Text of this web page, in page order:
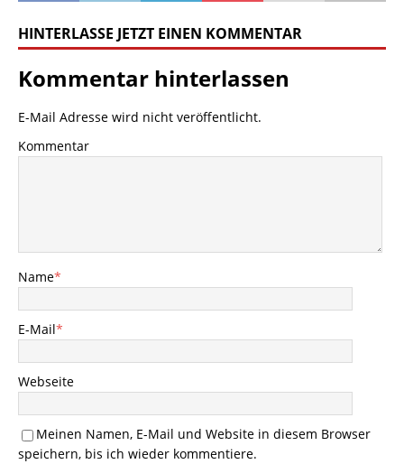
HINTERLASSE JETZT EINEN KOMMENTAR
Kommentar hinterlassen
E-Mail Adresse wird nicht veröffentlicht.
Kommentar
Name*
E-Mail*
Webseite
Meinen Namen, E-Mail und Website in diesem Browser
speichern, bis ich wieder kommentiere.